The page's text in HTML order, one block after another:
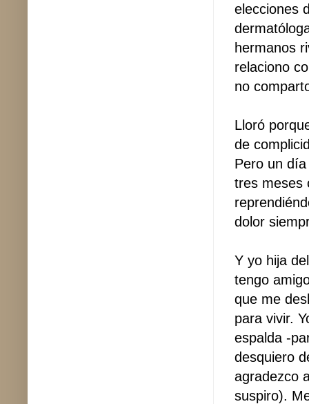
elecciones
hermanos
relaciono
no
Lloró
de
Pero un
tres meses
dolor
Y yo hija
tengo
que me
para vivir.
espalda -
desquiero
agradezco
suspiro).